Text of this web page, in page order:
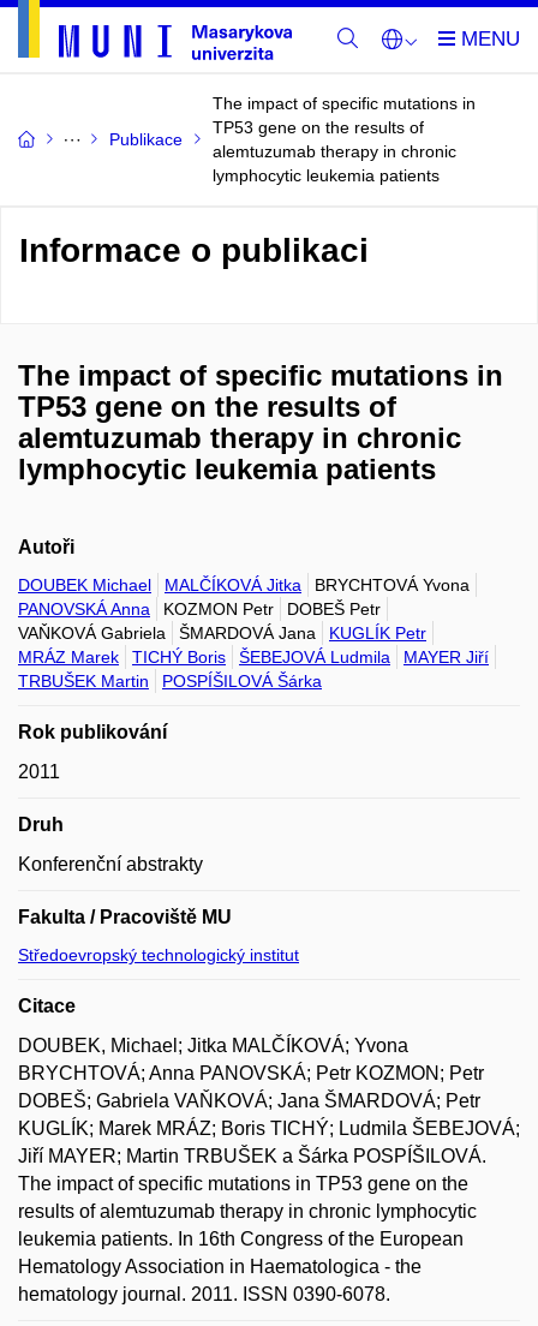
Publikace
The impact of specific mutations in
TP53 gene on the results of
alemtuzumab therapy in chronic
lymphocytic leukemia patients
Informace o publikaci
The impact of specific mutations in
TP53 gene on the results of
alemtuzumab therapy in chronic
lymphocytic leukemia patients
Autoři
DOUBEK Michael MALČÍKOVÁ Jitka
BRYCHTOVÁ Yvona
PANOVSKÁ Anna
KOZMON Petr
DOBEŠ Petr
VAŇKOVÁ Gabriela
ŠMARDOVÁ Jana
KUGLÍK Petr
MRÁZ Marek
TICHÝ Boris ŠEBEJOVÁ Ludmila
MAYER Jiří
TRBUŠEK Martin
POSPÍŠILOVÁ Šárka
Rok publikování
2011
Druh
Konferenční abstrakty
Fakulta / Pracoviště MU
Středoevropský technologický institut
Citace
DOUBEK, Michael; Jitka MALČÍKOVÁ; Yvona
BRYCHTOVÁ; Anna PANOVSKÁ; Petr KOZMON; Petr
DOBEŠ; Gabriela VAŇKOVÁ; Jana ŠMARDOVÁ; Petr
KUGLÍK; Marek MRÁZ; Boris TICHÝ; Ludmila ŠEBEJOVÁ;
Jiří MAYER; Martin TRBUŠEK a Šárka POSPÍŠILOVÁ.
The impact of specific mutations in TP53 gene on the
results of alemtuzumab therapy in chronic lymphocytic
leukemia patients. In 16th Congress of the European
Hematology Association in Haematologica - the
hematology journal. 2011. ISSN 0390-6078.